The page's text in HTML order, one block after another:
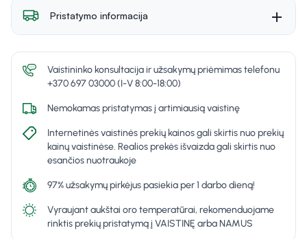
Pristatymo informacija
Vaistininko konsultacija ir užsakymų priėmimas telefonu
+370 697 03000 (I-V 8:00-18:00)
Nemokamas pristatymas į artimiausią vaistinę
Internetinės vaistinės prekių kainos gali skirtis nuo prekių
kainų vaistinėse. Realios prekės išvaizda gali skirtis nuo
esančios nuotraukoje
97% užsakymų pirkėjus pasiekia per 1 darbo dieną!
Vyraujant aukštai oro temperatūrai, rekomenduojame
rinktis prekių pristatymą į VAISTINĘ arba NAMUS